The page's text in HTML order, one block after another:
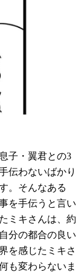
子・翼君との3
伝わないばかり
。そんなある
を手伝うと言い
ミキさんは、約
分の都合の良い
を感じたミキさ
も変わらないま